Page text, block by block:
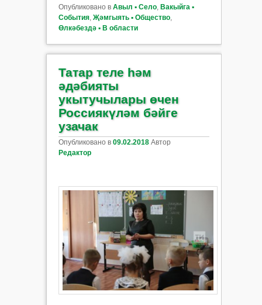
Опубликовано в Авыл ▪ Село, Вакыйга ▪
События, Җәмгыять ▪ Общество,
Өлкәбездә ▪ В области
Татар теле һәм
әдәбияты
укытучылары өчен
Россиякүләм бәйге
узачак
Опубликовано в 09.02.2018 Автор
Редактор